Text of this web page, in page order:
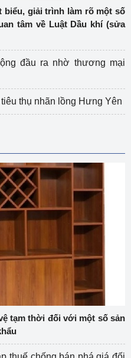
biểu, giải trình làm rõ một số
tâm về Luật Dầu khí (sửa
đầu ra nhờ thương mại
thụ nhãn lồng Hưng Yên
tạm thời đối với một số sản